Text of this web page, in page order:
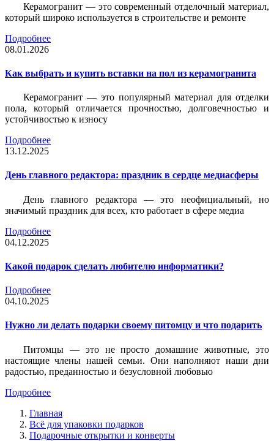
Керамогранит — это современный отделочный материал,
который широко используется в строительстве и ремонте
Подробнее
08.01.2026
Как выбрать и купить вставки на пол из керамогранита
Керамогранит — это популярный материал для отделки
пола, который отличается прочностью, долговечностью и
устойчивостью к износу
Подробнее
13.12.2025
День главного редактора: праздник в сердце медиасферы
День главного редактора — это неофициальный, но
значимый праздник для всех, кто работает в сфере медиа
Подробнее
04.12.2025
Какой подарок сделать любителю информатики?
Подробнее
04.10.2025
Нужно ли делать подарки своему питомцу и что подарить
Питомцы — это не просто домашние животные, это
настоящие члены нашей семьи. Они наполняют наши дни
радостью, преданностью и безусловной любовью
Подробнее
Главная
Всё для упаковки подарков
Подарочные открытки и конверты